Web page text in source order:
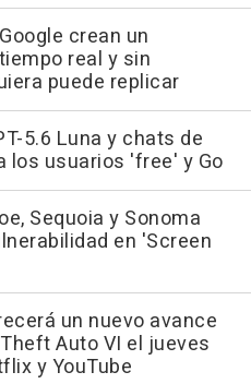
crean un
real y sin
puede replicar
5.6 Luna y chats de
los usuarios 'free' y Go
Sequoia y Sonoma
en 'Screen
un nuevo avance
Auto VI el jueves
y YouTube